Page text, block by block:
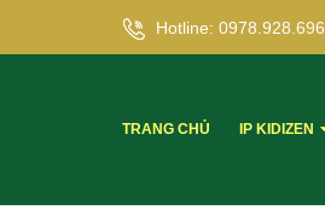
Hotline: 0978.928.696
TRANG CHỦ IP KIDIZEN